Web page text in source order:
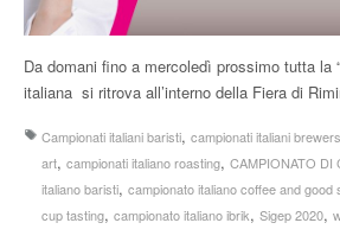
Da domani fino a mercoledì prossimo tutta la
italiana si ritrova all’interno della Fiera di
Campionati italiani baristi, campionati italiani
art, campionati italiano roasting, CAMPIONATO DI
italiano baristi, campionato italiano coffee and good
cup tasting, campionato italiano ibrik, Sigep 2020,